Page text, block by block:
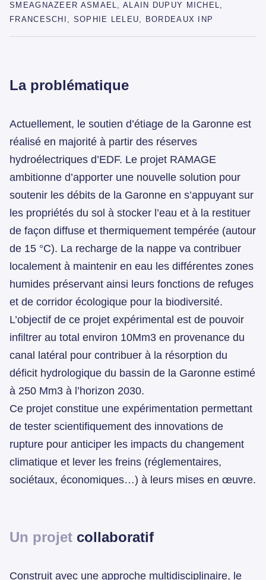
SMEAGNAZEER ASMAEL, ALAIN DUPUY MICHEL,
FRANCESCHI, SOPHIE LELEU, BORDEAUX INP
La problématique
Actuellement, le soutien d’étiage de la Garonne est
réalisé en majorité à partir des réserves
hydroélectriques d’EDF. Le projet RAMAGE
ambitionne d’apporter une nouvelle solution pour
soutenir les débits de la Garonne en s’appuyant sur
les propriétés du sol à stocker l’eau et à la restituer
de façon diffuse et thermiquement tempérée (autour
de 15 °C). La recharge de la nappe va contribuer
localement à maintenir en eau les différentes zones
humides préservant ainsi leurs fonctions de refuges
et de corridor écologique pour la biodiversité.
L’objectif de ce projet expérimental est de pouvoir
infiltrer au total environ 10Mm3 en provenance du
canal latéral pour contribuer à la résorption du
déficit hydrologique du bassin de la Garonne estimé
à 250 Mm3 à l’horizon 2030.
Ce projet constitue une expérimentation permettant
de tester scientifiquement des innovations de
rupture pour anticiper les impacts du changement
climatique et lever les freins (réglementaires,
sociétaux, économiques…) à leurs mises en œuvre.
Un projet collaboratif
Construit avec une approche multidisciplinaire, le